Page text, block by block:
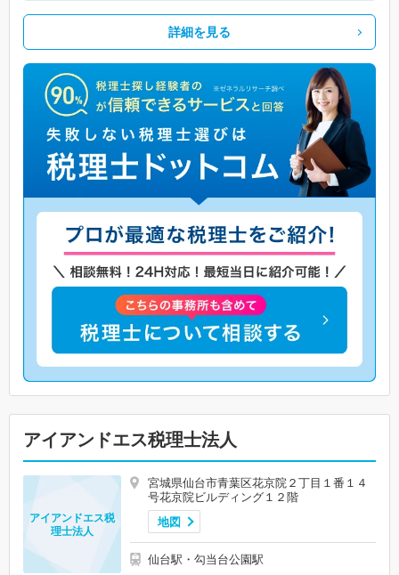
詳細を見る
アイアンドエス税理士法人
宮城県仙台市青葉区花京院２丁目１番１４
号花京院ビルディング１２階
地図
仙台駅・勾当台公園駅
アイアンドエス税
理士法人